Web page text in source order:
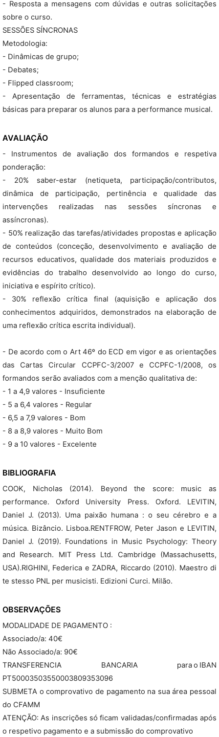
- Resposta a mensagens com dúvidas e outras solicitações
sobre o curso.
SESSÕES SÍNCRONAS
Metodologia:
- Dinâmicas de grupo;
- Debates;
- Flipped classroom;
- Apresentação de ferramentas, técnicas e estratégias
básicas para preparar os alunos para a performance musical.
AVALIAÇÃO
- Instrumentos de avaliação dos formandos e respetiva
ponderação:
- 20% saber-estar (netiqueta, participação/contributos,
dinâmica de participação, pertinência e qualidade das
intervenções realizadas nas sessões síncronas e
assíncronas).
- 50% realização das tarefas/atividades propostas e aplicação
de conteúdos (conceção, desenvolvimento e avaliação de
recursos educativos, qualidade dos materiais produzidos e
evidências do trabalho desenvolvido ao longo do curso,
iniciativa e espírito crítico).
- 30% reflexão crítica final (aquisição e aplicação dos
conhecimentos adquiridos, demonstrados na elaboração de
uma reflexão crítica escrita individual).
- De acordo com o Art 46º do ECD em vigor e as orientações
das Cartas Circular CCPFC-3/2007 e CCPFC-1/2008, os
formandos serão avaliados com a menção qualitativa de:
- 1 a 4,9 valores - Insuficiente
- 5 a 6,4 valores - Regular
- 6,5 a 7,9 valores - Bom
- 8 a 8,9 valores - Muito Bom
- 9 a 10 valores - Excelente
BIBLIOGRAFIA
COOK, Nicholas (2014). Beyond the score: music as
performance. Oxford University Press. Oxford. LEVITIN,
Daniel J. (2013). Uma paixão humana : o seu cérebro e a
música. Bizâncio. Lisboa.RENTFROW, Peter Jason e LEVITIN,
Daniel J. (2019). Foundations in Music Psychology: Theory
and Research. MIT Press Ltd. Cambridge (Massachusetts,
USA).RIGHINI, Federica e ZADRA, Riccardo (2010). Maestro di
te stesso PNL per musicisti. Edizioni Curci. Milão.
OBSERVAÇÕES
MODALIDADE DE PAGAMENTO :
Associado/a: 40€
Não Associado/a: 90€
TRANSFERENCIA BANCARIA para o IBAN
PT50003503550003809353096
SUBMETA o comprovativo de pagamento na sua área pessoal
do CFAMM
ATENÇÃO: As inscrições só ficam validadas/confirmadas após
o respetivo pagamento e a submissão do comprovativo